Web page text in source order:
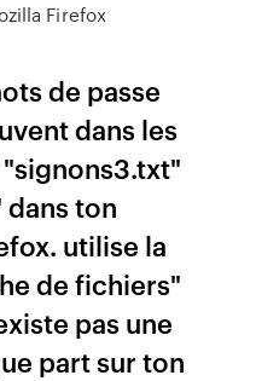
Firefox
de passe
dans les
ton
utilise la
de fichiers"
pas une
part sur ton